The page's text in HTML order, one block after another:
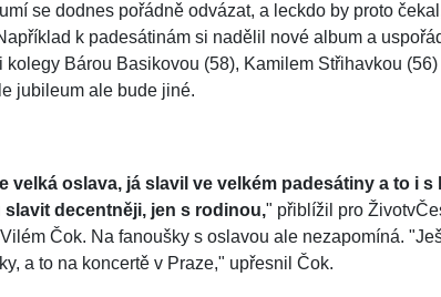
se dodnes pořádně odvázat, a leckdo by proto
k padesátinám si nadělil nové album a
kolegy Bárou Basikovou (58), Kamilem Střihavkou
jubileum ale bude jiné.
velká oslava, já slavil ve velkém padesátiny a to i s
decentněji, jen s rodinou," přiblížil pro
Čok. Na fanoušky s oslavou ale nezapomíná.
a to na koncertě v Praze," upřesnil Čok.